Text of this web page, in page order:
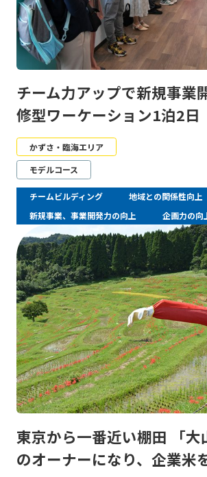
チーム力アップで新規事業
修型ワーケーション1泊2日
かずさ・臨海エリア
モデルコース
チームビルディング
地域との関係性向上
新規事業、事業開発力の向上
企画力の向
東京から一番近い棚田 「大
のオーナーになり、企業米